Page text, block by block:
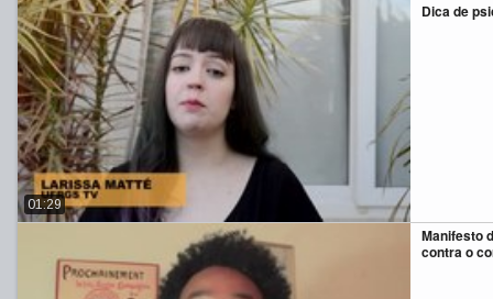
Dica de
01:29
Manifesto
contra o